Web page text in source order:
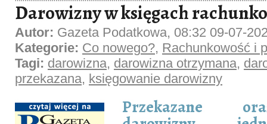
Darowizny w księgach
Autor: Gazeta Podatkowa, 08:32 09-07-
Kategorie: Co nowego?, Rachunkowość i
Tagi: darowizna, darowizna otrzymana,
przekazana, księgowanie darowizny
Przekazane